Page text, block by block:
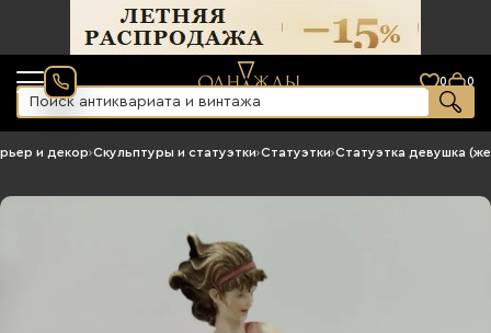
0 0
и декор›Скульптуры и статуэтки›Статуэтки›Статуэтка девушка